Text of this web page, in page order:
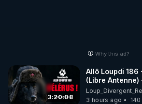
Why this ad?
3:20:08
Allô Loupdi 186
(Libre Antenne)
Divergent
3 hours ago